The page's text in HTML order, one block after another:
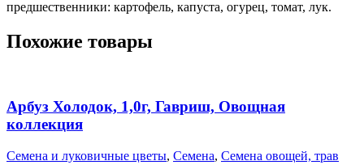
предшественники: картофель, капуста, огурец, томат, лук.
Похожие товары
Арбуз Холодок, 1,0г, Гавриш, Овощная
коллекция
Семена и луковичные цветы, Семена, Семена овощей, трав